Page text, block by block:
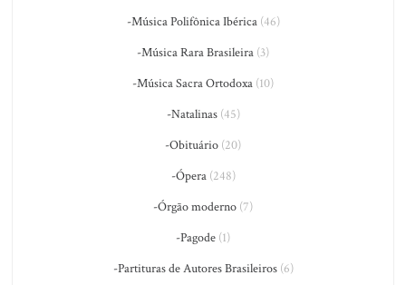
-Música Polifônica Ibérica(46)
-Música Rara Brasileira (3)
-Música Sacra Ortodoxa (10)
-Natalinas(45)
-Obituário (20)
-Ópera(248)
-Órgão moderno (7)
-Pagode (1)
-Partituras de Autores Brasileiros(6)